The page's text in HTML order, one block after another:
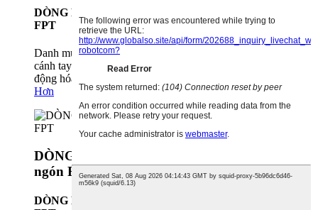
DÒNG MÔ-ĐUN KẸP – Kẹp tịnh tiến ba ngón
FPT
Danh mục chính: Bộ thay dao robot / Bộ thay dao đầu
cánh tay robot (EOAT) / Hệ thống thay dao nhanh / Tự
động hóa...
Hơn
DÒNG MÔ-ĐUN KẸP – Kẹp tịnh tiến hai
ngón FPT
DÒNG MÔ-ĐUN KẸP – Kẹp tịnh tiến hai ngón